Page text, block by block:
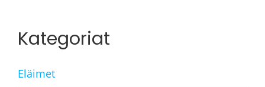
Kategoriat
Eläimet